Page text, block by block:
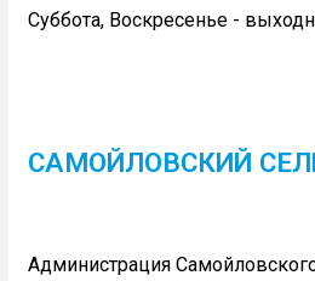
Суббота, Воскресенье -
САМОЙЛОВСКИЙ
Администрация